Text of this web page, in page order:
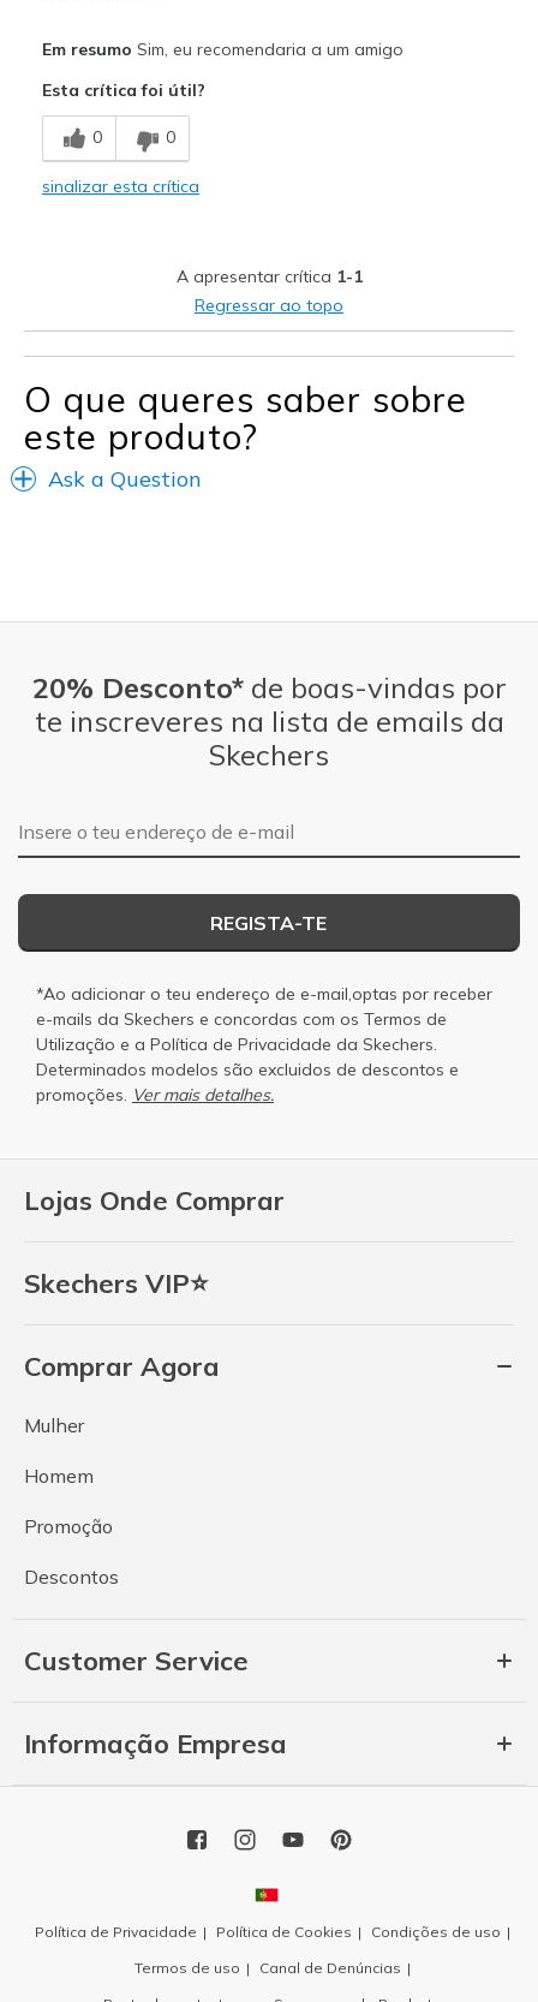
Breathe Well
Comfortable
View On Shoes
Shoes are for Wearing
Em resumo Sim, eu recomendaria a um amigo
Esta crítica foi útil?
0 0
sinalizar esta crítica
A apresentar crítica 1-1
Regressar ao topo
O que queres saber sobre
este produto?
Ask a Question
Lojas Onde Comprar
Skechers VIP⭐
Comprar Agora
Mulher
Homem
Promoção
Descontos
Customer Service
Informação Empresa
20% Desconto*de boas-vindas por
te inscreveres na lista de emails da
Skechers
Endereço de e-mail
REGISTA-TE
*Ao adicionar o teu endereço de e-mail,optas por receber
e-mails da Skechers e concordas com os Termos de
Utilização e a Política de Privacidade da Skechers.
Determinados modelos são excluidos de descontos e
promoções. Ver mais detalhes.
Política de Privacidade Política de Cookies
Condições de uso
Termos de uso
Canal de Denúncias